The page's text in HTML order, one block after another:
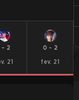
- 2
21
0 - 2
fev. 21